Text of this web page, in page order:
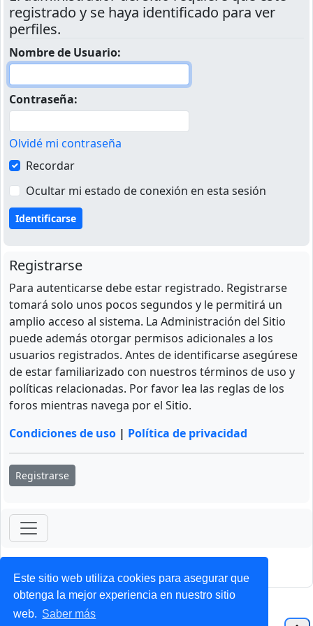
Este sitio web utiliza cookies para asegurar que
obtenga la mejor experiencia en nuestro sitio
web. Saber más
registrado y se haya identificado para ver
perfiles.
Nombre de Usuario:
Contraseña:
Olvidé mi contraseña
Recordar
Ocultar mi estado de conexión en esta sesión
Registrarse
Para autenticarse debe estar registrado. Registrarse
tomará solo unos pocos segundos y le permitirá un
amplio acceso al sistema. La Administración del Sitio
puede además otorgar permisos adicionales a los
usuarios registrados. Antes de identificarse asegúrese
de estar familiarizado con nuestros términos de uso y
políticas relacionadas. Por favor lea las reglas de los
foros mientras navega por el Sitio.
Condiciones de uso | Política de privacidad
Registrarse
ForoClub 2025
Privacidad| Condiciones